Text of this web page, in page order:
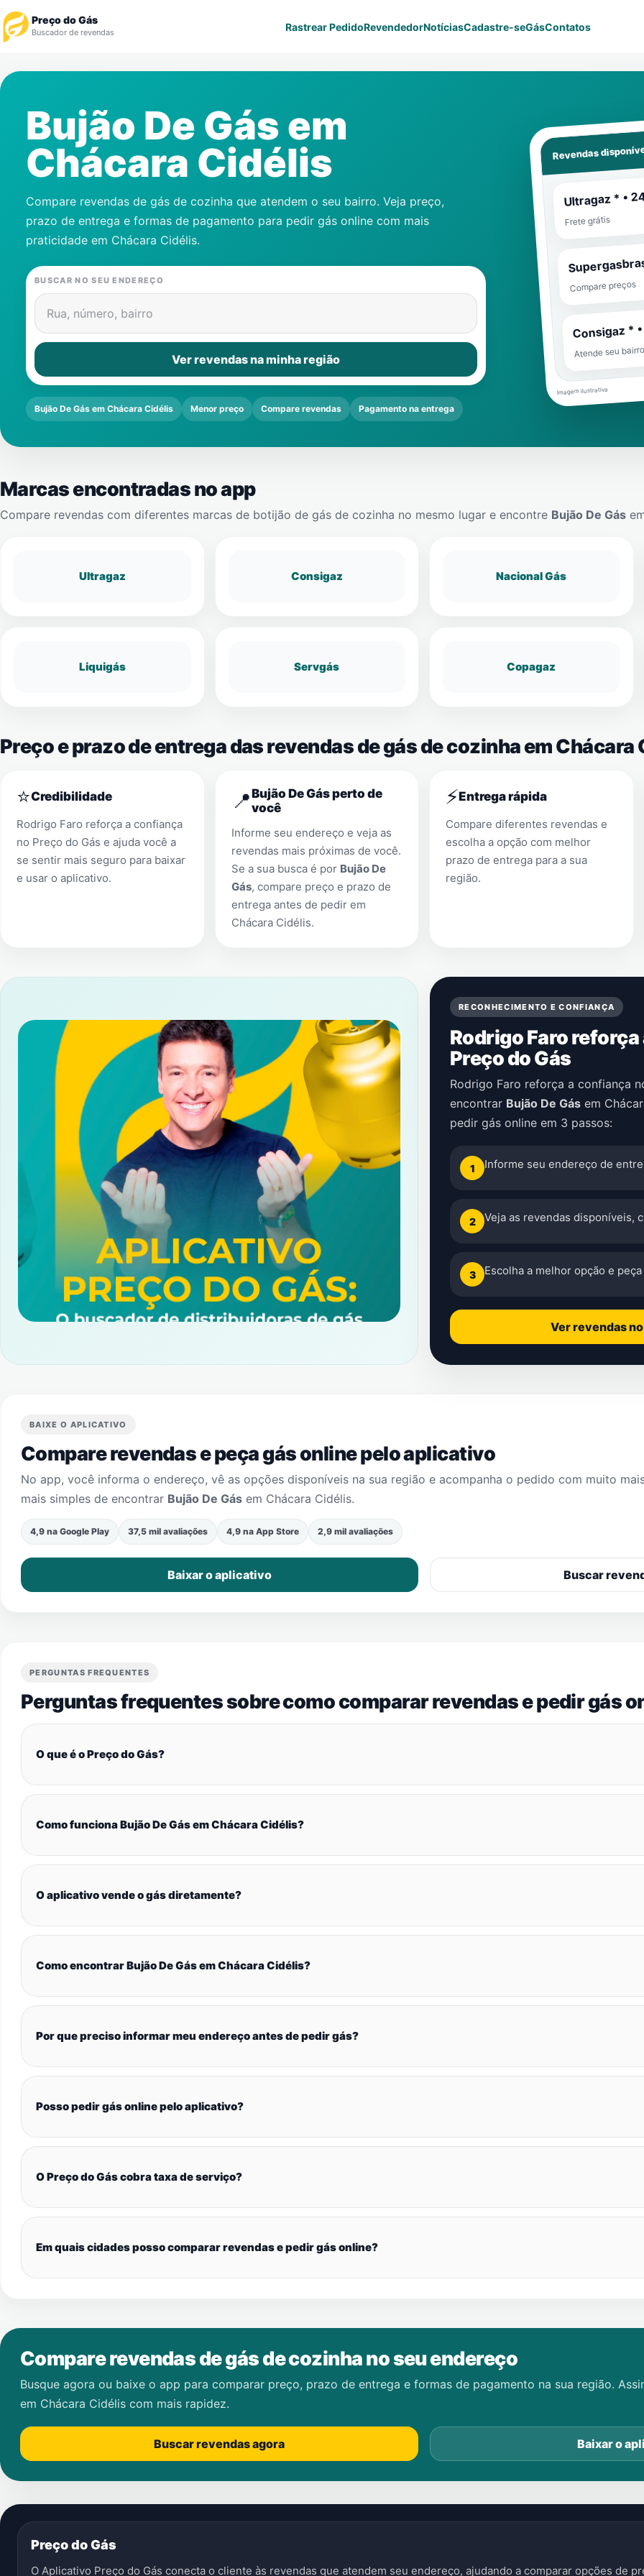
Preço do Gás
Buscador de revendas Rastrear PedidoRevendedorNotíciasCadastre-seGásContatos
Revendedor
Notícias
Gás
Contatos
Bujão De Gás em
Chácara Cidélis
Compare revendas de gás de cozinha que atendem o seu bairro. Veja preço,
prazo de entrega e formas de pagamento para pedir gás online com mais
praticidade em Chácara Cidélis.
BUSCAR NO SEU ENDEREÇO
Rua, número, bairro
Ver revendas na minha região
Bujão De Gás em Chácara Cidélis Menor preço Compare revendas Pagamento na entrega
Revendas
Ultragaz * •
Frete grátis
Compare preços
Consigaz *
Atende seu
Imagem ilustrativa
Marcas encontradas no app
Compare revendas com diferentes marcas de botijão de gás de cozinha no mesmo lugar e encontre Bujão De Gás
Ultragaz Consigaz Nacional Gás
Liquigás Servgás Copagaz
Preço e prazo de entrega das revendas de gás de cozinha em Chácara
⭐Credibilidade
Rodrigo Faro reforça a confiança
no Preço do Gás e ajuda você a
se sentir mais seguro para baixar
e usar o aplicativo.
📍Bujão De Gás perto de
você
Informe seu endereço e veja as
revendas mais próximas de você.
Se a sua busca é por Bujão De
Gás, compare preço e prazo de
entrega antes de pedir em
Chácara Cidélis.
⚡Entrega rápida
Compare diferentes revendas e
escolha a opção com melhor
prazo de entrega para a sua
região.
RECONHECIMENTO E CONFIANÇA
Rodrigo Faro
Preço do Gás
Rodrigo Faro reforça a confiança
encontrar Bujão De Gás em
pedir gás online em 3 passos:
1 Informe seu endereço de
2 Veja as revendas disponíveis,
3 Escolha a melhor opção e
Ver revendas
BAIXE O APLICATIVO
Compare revendas e peça gás online pelo aplicativo
No app, você informa o endereço, vê as opções disponíveis na sua região e acompanha o pedido com muito
mais simples de encontrar Bujão De Gás em Chácara Cidélis.
4,9 na Google Play 37,5 mil avaliações 4,9 na App Store 2,9 mil avaliações
Baixar o aplicativo Buscar
PERGUNTAS FREQUENTES
Perguntas frequentes sobre como comparar revendas e pedir gás
O que é o Preço do Gás?
Como funciona Bujão De Gás em Chácara Cidélis?
O aplicativo vende o gás diretamente?
Como encontrar Bujão De Gás em Chácara Cidélis?
Por que preciso informar meu endereço antes de pedir gás?
Posso pedir gás online pelo aplicativo?
O Preço do Gás cobra taxa de serviço?
Em quais cidades posso comparar revendas e pedir gás online?
Compare revendas de gás de cozinha no seu endereço
Busque agora ou baixe o app para comparar preço, prazo de entrega e formas de pagamento na sua região.
em Chácara Cidélis com mais rapidez.
Buscar revendas agora Baixar o
Preço do Gás
O Aplicativo Preço do Gás conecta o cliente às revendas que atendem seu endereço, ajudando a comparar opções de